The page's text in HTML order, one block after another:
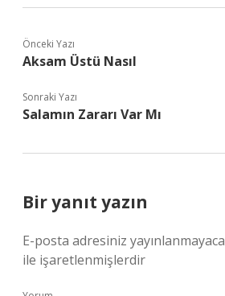
Önceki Yazı
Aksam Üstü Nasıl
Sonraki Yazı
Salamın Zararı Var Mı
Bir yanıt yazın
E-posta adresiniz
ile işaretlenmişlerdir